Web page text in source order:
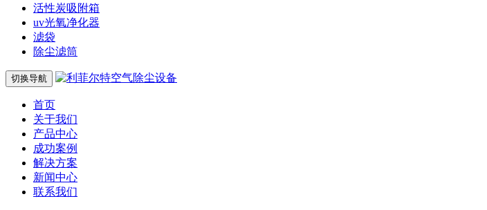
活性炭吸附箱
uv光氧净化器
滤袋
除尘滤筒
切换导航
首页
关于我们
产品中心
成功案例
解决方案
新闻中心
联系我们